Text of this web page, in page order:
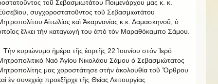
τοῦ Σεβασμιωτάτου Ποιμενάρχου μας κ. κ.
συγχοροστατοῦντος τοῦ Σεβασμιωτάτου
Αἰτωλίας καὶ Ἀκαρνανίας κ.κ. Δαμασκηνοῦ, ὁ
ἓλκει τὴν καταγωγή του ἀπὸ τὸν Μαραθόκαμπο Σάμου.
κυριώνυμο ἡμέρα τῆς ἑορτῆς 22 Ἰουνίου στόν Ἱερό
Ναό Ἁγίου Νικολάου Σάμου ὁ Σεβασμιώτατος
μας χοροστάτησε στὴν ἀκολουθία τοῦ Ὄρθρου
ἐν συνεχείᾳ προεξῆρχε τῆς Θείας Λειτουργίας